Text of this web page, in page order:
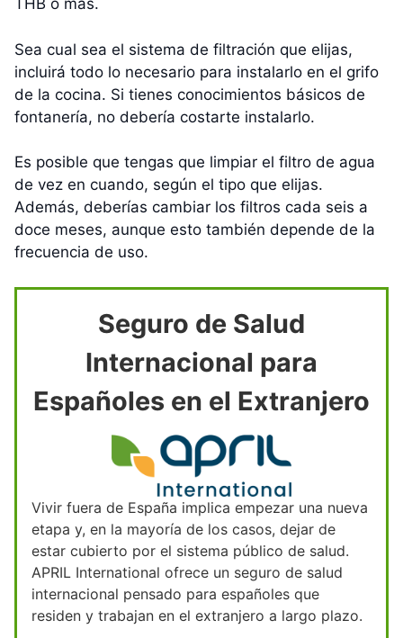
THB o más.
Sea cual sea el sistema de filtración que elijas,
incluirá todo lo necesario para instalarlo en el grifo
de la cocina. Si tienes conocimientos básicos de
fontanería, no debería costarte instalarlo.
Es posible que tengas que limpiar el filtro de agua
de vez en cuando, según el tipo que elijas.
Además, deberías cambiar los filtros cada seis a
doce meses, aunque esto también depende de la
frecuencia de uso.
Seguro de Salud
Internacional para
Españoles en el Extranjero
Vivir fuera de España implica empezar una nueva
etapa y, en la mayoría de los casos, dejar de
estar cubierto por el sistema público de salud.
APRIL International ofrece un seguro de salud
internacional pensado para españoles que
residen y trabajan en el extranjero a largo plazo.